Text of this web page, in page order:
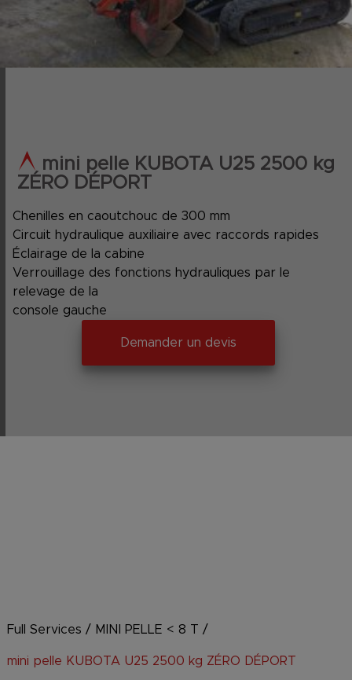
mini pelle KUBOTA U25 2500 kg
ZÉRO DÉPORT
Chenilles en caoutchouc de 300 mm
Circuit hydraulique auxiliaire avec raccords rapides
Éclairage de la cabine
Verrouillage des fonctions hydrauliques par le
relevage de la
console gauche
Demander un devis
Full Services / MINI PELLE < 8 T /
mini pelle KUBOTA U25 2500 kg ZÉRO DÉPORT